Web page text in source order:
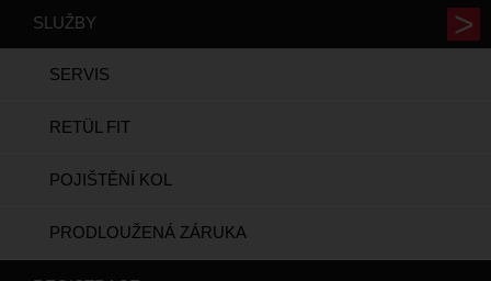
SLUŽBY
SERVIS
RETÜL FIT
POJIŠTĚNÍ KOL
PRODLOUŽENÁ ZÁRUKA